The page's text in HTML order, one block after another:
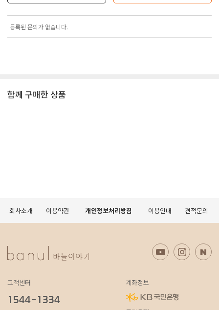
등록된 문의가 없습니다.
함께 구매한 상품
회사소개 이용약관 개인정보처리방침 이용안내 견적문의
고객센터
1544-1334
계좌정보